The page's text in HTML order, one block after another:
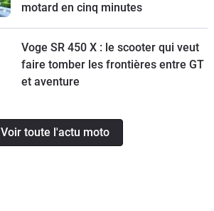
motard en cinq minutes
Voge SR 450 X : le scooter qui veut
faire tomber les frontières entre GT
et aventure
Voir toute l'actu moto